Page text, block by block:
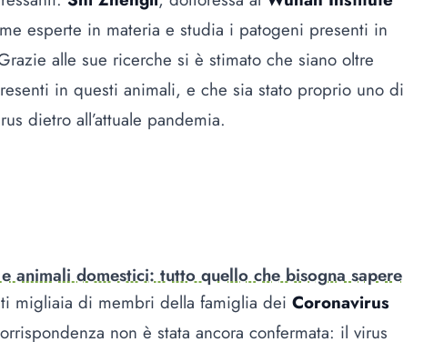
esperte in materia e studia i patogeni presenti in
alle sue ricerche si è stimato che siano oltre
in questi animali, e che sia stato proprio uno di
dietro all’attuale pandemia.
animali domestici: tutto quello che bisogna sapere
migliaia di membri della famiglia dei Coronavirus
non è stata ancora confermata: il virus